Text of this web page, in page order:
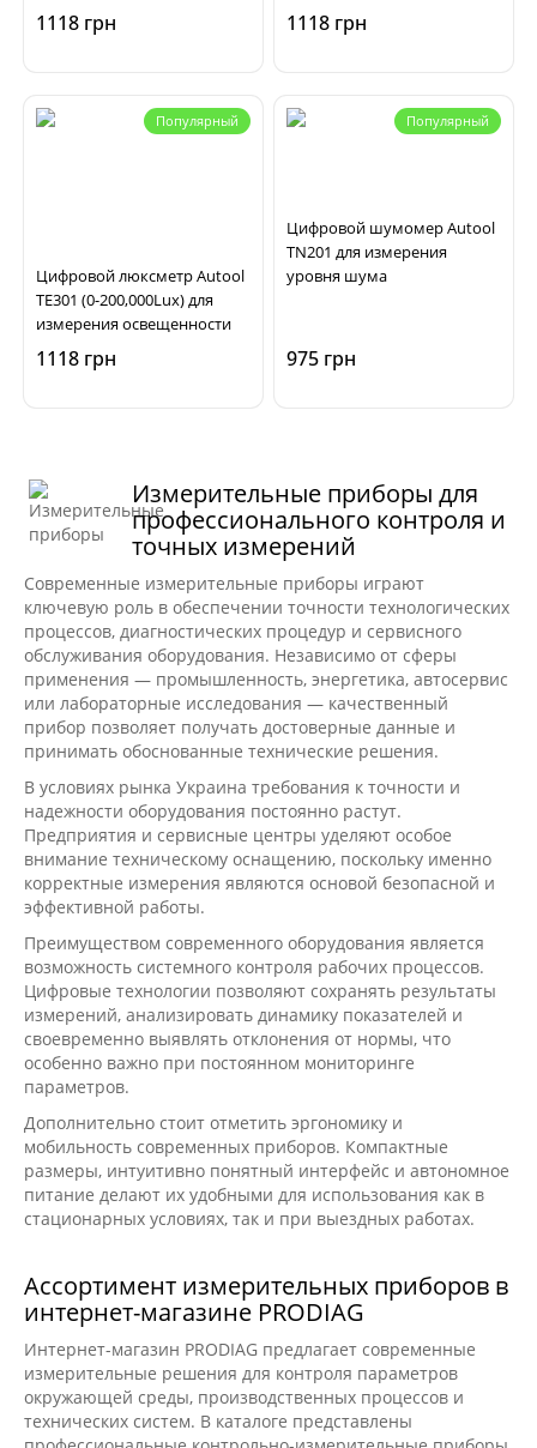
1118 грн
температуры в
автомобильной системе
1118 грн
Популярный
Цифровой люксметр Autool
TE301 (0-200,000Lux) для
измерения освещенности
1118 грн
Популярный
Цифровой шумомер Autool
TN201 для измерения
уровня шума
975 грн
Измерительные приборы для
профессионального контроля и
точных измерений
Современные измерительные приборы играют
ключевую роль в обеспечении точности технологических
процессов, диагностических процедур и сервисного
обслуживания оборудования. Независимо от сферы
применения — промышленность, энергетика, автосервис
или лабораторные исследования — качественный
прибор позволяет получать достоверные данные и
принимать обоснованные технические решения.
В условиях рынка Украина требования к точности и
надежности оборудования постоянно растут.
Предприятия и сервисные центры уделяют особое
внимание техническому оснащению, поскольку именно
корректные измерения являются основой безопасной и
эффективной работы.
Преимуществом современного оборудования является
возможность системного контроля рабочих процессов.
Цифровые технологии позволяют сохранять результаты
измерений, анализировать динамику показателей и
своевременно выявлять отклонения от нормы, что
особенно важно при постоянном мониторинге
параметров.
Дополнительно стоит отметить эргономику и
мобильность современных приборов. Компактные
размеры, интуитивно понятный интерфейс и автономное
питание делают их удобными для использования как в
стационарных условиях, так и при выездных работах.
Ассортимент измерительных приборов в
интернет-магазине PRODIAG
Интернет-магазин PRODIAG предлагает современные
измерительные решения для контроля параметров
окружающей среды, производственных процессов и
технических систем. В каталоге представлены